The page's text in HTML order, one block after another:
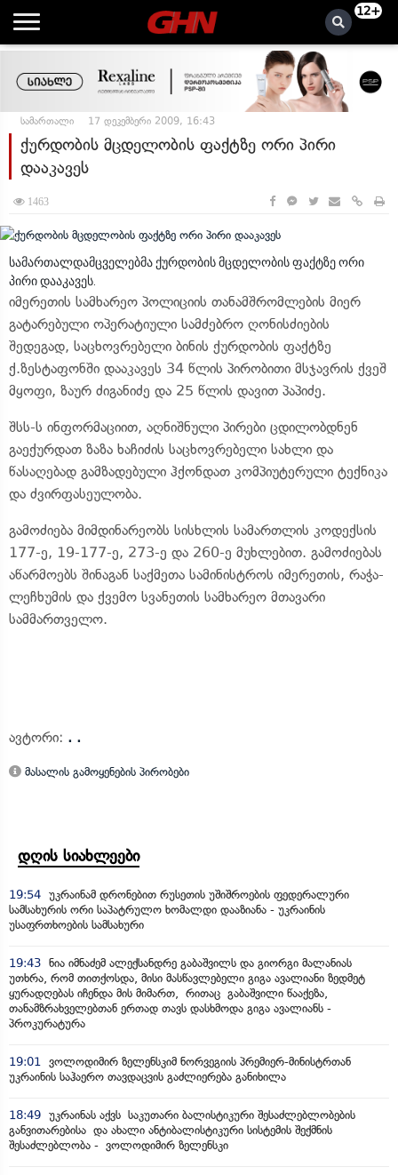
12+
სამართალი 17 დეკემბერი 2009, 16:43
ქურდობის მცდელობის ფაქტზე ორი პირი
დააკავეს
1463
სამართალდამცველებმა ქურდობის მცდელობის ფაქტზე ორი
პირი დააკავეს.
იმერეთის სამხარეო პოლიციის თანამშრომლების მიერ
გატარებული ოპერატიული სამძებრო ღონისძიების
შედეგად, საცხოვრებელი ბინის ქურდობის ფაქტზე
ქ.ზესტაფონში დააკავეს 34 წლის პირობითი მსჯავრის ქვეშ
მყოფი, ზაურ ძიგანიძე და 25 წლის დავით პაპიძე.
შსს-ს ინფორმაციით, აღნიშნული პირები ცდილობდნენ
გაექურდათ ზაზა ხაჩიძის საცხოვრებელი სახლი და
წასაღებად გამზადებული ჰქონდათ კომპიუტერული ტექნიკა
და ძვირფასეულობა.
გამოძიება მიმდინარეობს სისხლის სამართლის კოდექსის
177-ე, 19-177-ე, 273-ე და 260-ე მუხლებით. გამოძიებას
აწარმოებს შინაგან საქმეთა სამინისტროს იმერეთის, რაჭა-
ლეჩხუმის და ქვემო სვანეთის სამხარეო მთავარი
სამმართველო.
ავტორი: . .
მასალის გამოყენების პირობები
დღის სიახლეები
19:54 უკრაინამ დრონებით რუსეთის უშიშროების ფედერალური
სამსახურის ორი საპატრულო ხომალდი დააზიანა - უკრაინის
უსაფრთხოების სამსახური
19:43 ნია იმნაძემ ალექსანდრე გაბაშვილს და გიორგი მალანიას
უთხრა, რომ თითქოსდა, მისი მასწავლებელი გიგა ავალიანი ზედმეტ
ყურადღებას იჩენდა მის მიმართ, რითაც გაბაშვილი წააქეზა,
თანამზრახველებთან ერთად თავს დასხმოდა გიგა ავალიანს -
პროკურატურა
19:01
ვოლოდიმირ ზელენსკიმ ნორვეგიის პრემიერ-მინისტრთან
უკრაინის საჰაერო თავდაცვის გაძლიერება განიხილა
18:49 უკრაინას აქვს საკუთარი ბალისტიკური შესაძლებლობების
განვითარებისა და ახალი ანტიბალისტიკური სისტემის შექმნის
შესაძლებლობა - ვოლოდიმირ ზელენსკი